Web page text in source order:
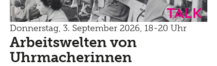
Talk
Donnerstag, 3. September 2026, 18-20 Uhr
Arbeitswelten von
Uhrmacherinnen